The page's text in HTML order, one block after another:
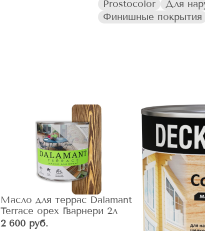
Prostocolor
Для
Финишные покрытия
Масло для террас Dalamant
Terrace орех Гварнери 2л
2 600 руб.